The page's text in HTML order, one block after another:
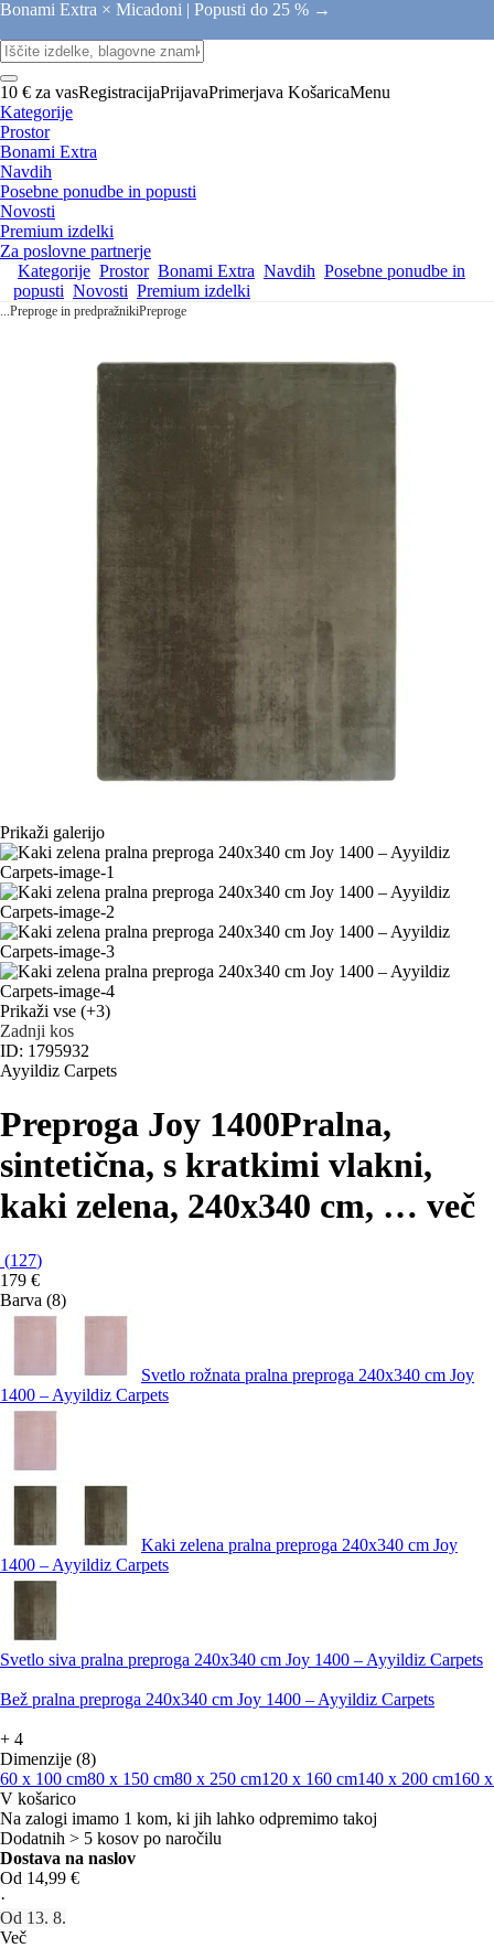
Bonami Extra × Micadoni | Popusti do 25 % →
10 € za vasRegistracijaPrijavaPrimerjava KošaricaMenu
Kategorije
Prostor
Bonami Extra
Navdih
Posebne ponudbe in popusti
Novosti
Premium izdelki
Za poslovne partnerje
Kategorije Prostor Bonami Extra Navdih Posebne ponudbe in
popusti Novosti Premium izdelki
...Preproge in predpražnikiPreproge
Prikaži galerijo
Prikaži vse (+3)
Zadnji kos
ID: 1795932
Ayyildiz Carpets
Preproga Joy 1400Pralna,
sintetična, s kratkimi vlakni,
kaki zelena, 240x340 cm, … več
(127)
179 €
Barva (8)
Svetlo rožnata pralna preproga 240x340 cm Joy
1400 – Ayyildiz Carpets
Kaki zelena pralna preproga 240x340 cm Joy
1400 – Ayyildiz Carpets
Svetlo siva pralna preproga 240x340 cm Joy 1400 – Ayyildiz Carpets
Bež pralna preproga 240x340 cm Joy 1400 – Ayyildiz Carpets
+ 4
Dimenzije (8)
60 x 100 cm80 x 150 cm80 x 250 cm120 x 160 cm140 x 200 cm160
V košarico
Na zalogi imamo 1 kom, ki jih lahko odpremimo takoj
Dodatnih > 5 kosov po naročilu
Dostava na naslov
Od 14,99 €
·
Od 13. 8.
Več